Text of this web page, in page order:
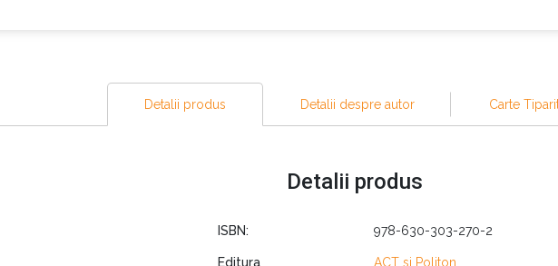
Detalii produs Detalii despre autor Carte
Detalii produs
ISBN: 978-630-303-270-2
Editura ACT si Politon